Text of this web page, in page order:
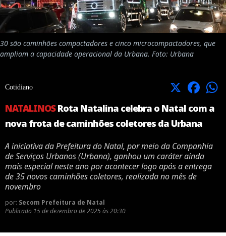
30 são caminhões compactadores e cinco microcompactadores, que
ampliam a capacidade operacional da Urbana. Foto: Urbana
Cotidiano X Facebook
NATALINOSRota Natalina celebra o Natal com a
nova frota de caminhões coletores da Urbana
A iniciativa da Prefeitura do Natal, por meio da Companhia
de Serviços Urbanos (Urbana), ganhou um caráter ainda
mais especial neste ano por acontecer logo após a entrega
de 35 novos caminhões coletores, realizada no mês de
novembro
por: Secom Prefeitura de Natal
Publicado 15 de dezembro de 2025 às 20:30